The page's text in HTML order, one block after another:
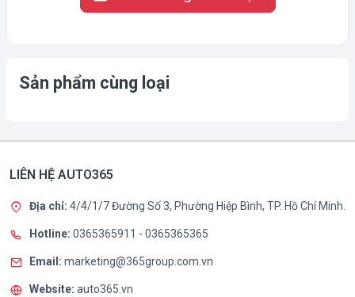
Sản phẩm cùng loại
LIÊN HỆ AUTO365
Địa chỉ: 4/4/1/7 Đường Số 3, Phường Hiệp Bình, TP. Hồ Chí Minh.
Hotline: 0365365911 - 0365365365
Email: marketing@365group.com.vn
Website: auto365.vn